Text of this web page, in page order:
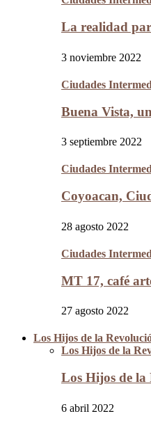
La realidad
3 noviembre 2022
Ciudades
Buena Vista,
3 septiembre 2022
Ciudades
Coyoacan,
28 agosto 2022
Ciudades
MT 17, café
27 agosto 2022
Los Hijos de la
Los Hijos de la
Los Hijos de
6 abril 2022